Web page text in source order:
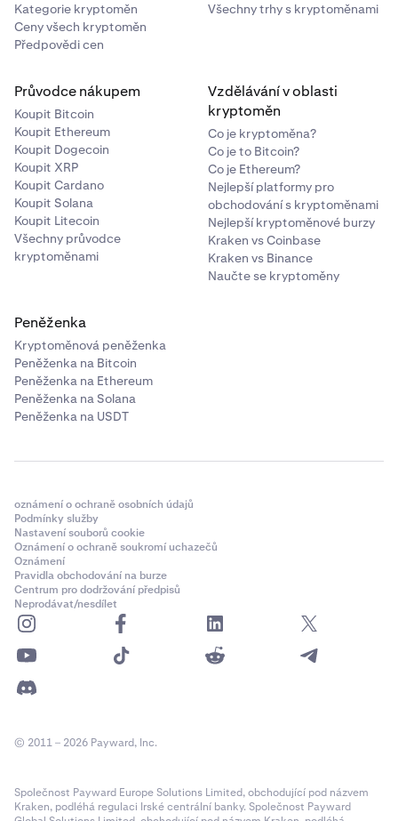
Kategorie kryptoměn
Ceny všech kryptoměn
Předpovědi cen
Všechny trhy s kryptoměnami
Průvodce nákupem
Koupit Bitcoin
Koupit Ethereum
Koupit Dogecoin
Koupit XRP
Koupit Cardano
Koupit Solana
Koupit Litecoin
Všechny průvodce
kryptoměnami
Vzdělávání v oblasti
kryptoměn
Co je kryptoměna?
Co je to Bitcoin?
Co je Ethereum?
Nejlepší platformy pro
obchodování s kryptoměnami
Nejlepší kryptoměnové burzy
Kraken vs Coinbase
Kraken vs Binance
Naučte se kryptoměny
Peněženka
Kryptoměnová peněženka
Peněženka na Bitcoin
Peněženka na Ethereum
Peněženka na Solana
Peněženka na USDT
oznámení o ochraně osobních údajů
Podmínky služby
Nastavení souborů cookie
Oznámení o ochraně soukromí uchazečů
Oznámení
Pravidla obchodování na burze
Centrum pro dodržování předpisů
Neprodávat/nesdílet
© 2011 – 2026 Payward, Inc.
Společnost Payward Europe Solutions Limited, obchodující pod názvem
Kraken, podléhá regulaci Irské centrální banky. Společnost Payward